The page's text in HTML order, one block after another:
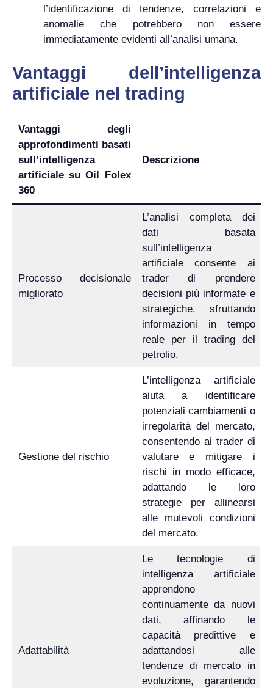
l’identificazione di tendenze, correlazioni e
anomalie che potrebbero non essere
immediatamente evidenti all’analisi umana.
Vantaggi dell’intelligenza
artificiale nel trading
Vantaggi degli
approfondimenti basati
sull’intelligenza
artificiale su Oil Folex
360
Descrizione
Processo decisionale
migliorato
L’analisi completa dei
dati basata
sull’intelligenza
artificiale consente ai
trader di prendere
decisioni più informate e
strategiche, sfruttando
informazioni in tempo
reale per il trading del
petrolio.
Gestione del rischio
L’intelligenza artificiale
aiuta a identificare
potenziali cambiamenti o
irregolarità del mercato,
consentendo ai trader di
valutare e mitigare i
rischi in modo efficace,
adattando le loro
strategie per allinearsi
alle mutevoli condizioni
del mercato.
Adattabilità
Le tecnologie di
intelligenza artificiale
apprendono
continuamente da nuovi
dati, affinando le
capacità predittive e
adattandosi alle
tendenze di mercato in
evoluzione, garantendo